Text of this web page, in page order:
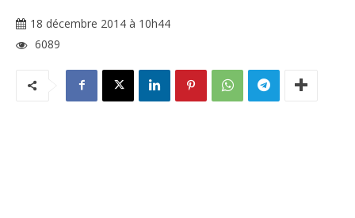
18 décembre 2014 à 10h44
6089